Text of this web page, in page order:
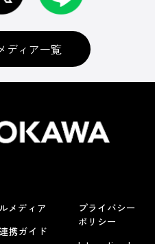
ディア一覧
メディア
携ガイド
プライバシー
ポリシー